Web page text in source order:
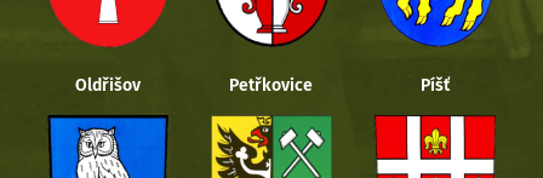
Oldřišov Petřkovice Píšť